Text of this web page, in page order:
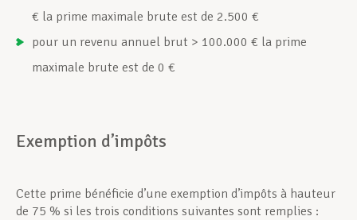
€ la prime maximale brute est de 2.500 €
pour un revenu annuel brut > 100.000 € la prime
maximale brute est de 0 €
Exemption d’impôts
Cette prime bénéficie d’une exemption d’impôts à hauteur
de 75 % si les trois conditions suivantes sont remplies :